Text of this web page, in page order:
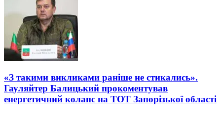
«З такими викликами раніше не стикались».
Гауляйтер Балицький прокоментував
енергетичний колапс на ТОТ Запорізької області